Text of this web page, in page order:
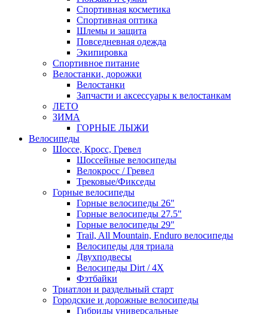
Спортивная косметика
Спортивная оптика
Шлемы и защита
Повседневная одежда
Экипировка
Спортивное питание
Велостанки, дорожки
Велостанки
Запчасти и аксессуары к велостанкам
ЛЕТО
ЗИМА
ГОРНЫЕ ЛЫЖИ
Велосипеды
Шоссе, Кросс, Гревел
Шоссейные велосипеды
Велокросс / Гревел
Трековые/Фикседы
Горные велосипеды
Горные велосипеды 26"
Горные велосипеды 27.5"
Горные велосипеды 29"
Trail, All Mountain, Enduro велосипеды
Велосипеды для триала
Двухподвесы
Велосипеды Dirt / 4X
Фэтбайки
Триатлон и раздельный старт
Городские и дорожные велосипеды
Гибриды универсальные